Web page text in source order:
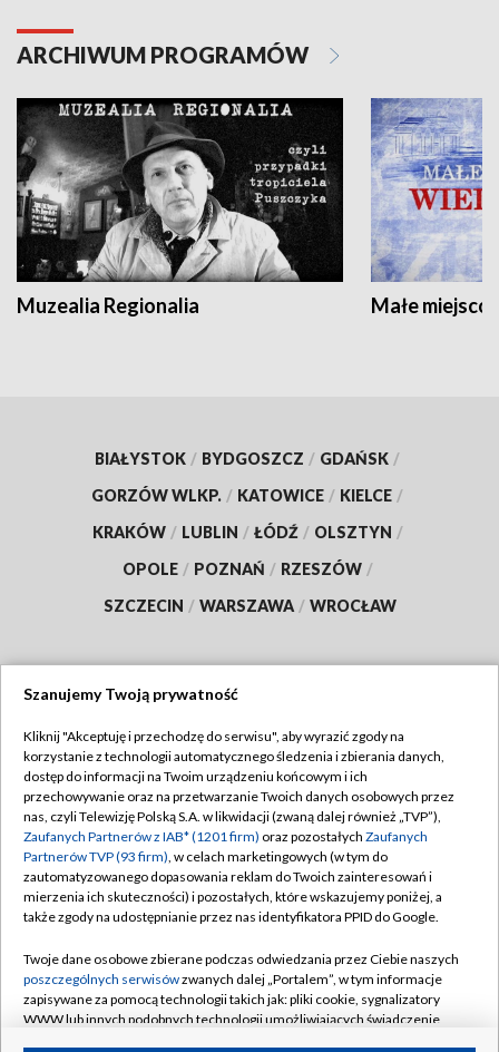
ARCHIWUM PROGRAMÓW
Muzealia Regionalia Małe
BIAŁYSTOK / BYDGOSZCZ / GDAŃSK /
GORZÓW WLKP. / KATOWICE / KIELCE /
KRAKÓW / LUBLIN / ŁÓDŹ / OLSZTYN /
OPOLE / POZNAŃ / RZESZÓW /
SZCZECIN / WARSZAWA / WROCŁAW
TVP
Abonament TVP
Emisja w TVP
Centrum informacji TVP
Naziemna Telewizja Cyfrowa
Rada Programowa
System NOS
Informacje o nadawcy
Regulamin TVP
Polityka prywatności
Moje zgody
Pomoc
Kontakt
Szanujemy Twoją prywatność
Kliknij "Akceptuję i przechodzę do serwisu", aby wyrazić zgody na
korzystanie z technologii automatycznego śledzenia i zbierania danych,
dostęp do informacji na Twoim urządzeniu końcowym i ich
przechowywanie oraz na przetwarzanie Twoich danych osobowych przez
nas, czyli Telewizję Polską S.A. w likwidacji (zwaną dalej również „TVP”),
Zaufanych Partnerów z IAB* (1201 firm) oraz pozostałych Zaufanych
Partnerów TVP (93 firm), w celach marketingowych (w tym do
zautomatyzowanego dopasowania reklam do Twoich zainteresowań i
mierzenia ich skuteczności) i pozostałych, które wskazujemy poniżej, a
także zgody na udostępnianie przez nas identyfikatora PPID do Google.
Twoje dane osobowe zbierane podczas odwiedzania przez Ciebie naszych
poszczególnych serwisówzwanych dalej „Portalem”, w tym informacje
zapisywane za pomocą technologii takich jak: pliki cookie, sygnalizatory
WWW lub innych podobnych technologii umożliwiających świadczenie